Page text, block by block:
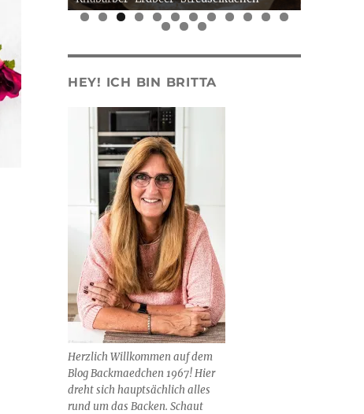
0
1 2
3 4 5
HEY! ICH BIN BRITTA
Herzlich Willkommen auf dem
Blog Backmaedchen 1967! Hier
dreht sich hauptsächlich alles
rund um das Backen. Schaut